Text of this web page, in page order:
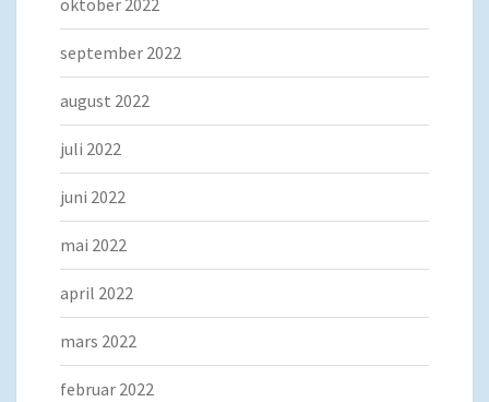
oktober 2022
september 2022
august 2022
juli 2022
juni 2022
mai 2022
april 2022
mars 2022
februar 2022